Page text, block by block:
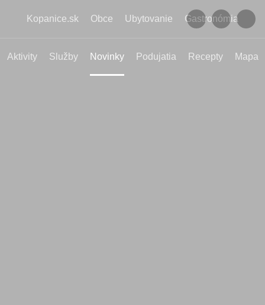
Kopanice.sk Obce Ubytovanie Gastronómia
Aktivity Služby Novinky Podujatia Recepty Mapa